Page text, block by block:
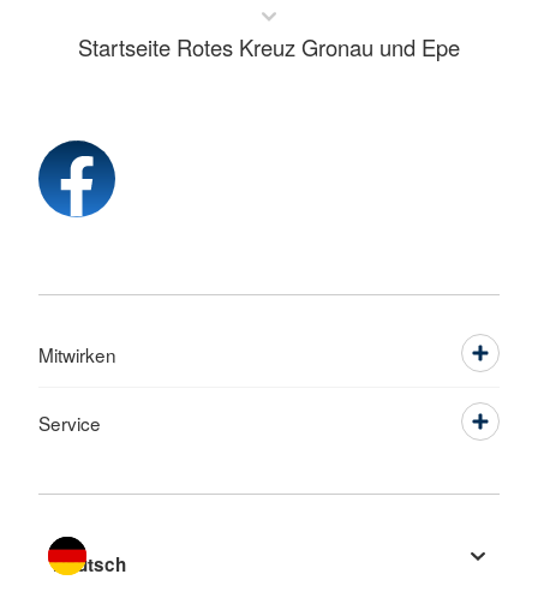
Startseite Rotes Kreuz Gronau und Epe
Mitwirken
Service
Sprache wechseln zu